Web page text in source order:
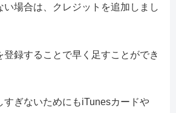
い場合は、クレジットを追加しまし
登録することで早く足すことができ
すぎないためにもiTunesカードや